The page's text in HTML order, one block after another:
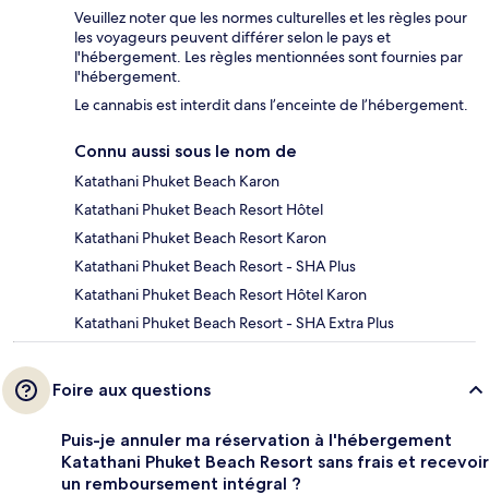
Veuillez noter que les normes culturelles et les règles pour
les voyageurs peuvent différer selon le pays et
l'hébergement. Les règles mentionnées sont fournies par
l'hébergement.
Le cannabis est interdit dans l’enceinte de l’hébergement.
Connu aussi sous le nom de
Katathani Phuket Beach Karon
Katathani Phuket Beach Resort Hôtel
Katathani Phuket Beach Resort Karon
Katathani Phuket Beach Resort - SHA Plus
Katathani Phuket Beach Resort Hôtel Karon
Katathani Phuket Beach Resort - SHA Extra Plus
Foire aux questions
Puis-je annuler ma réservation à l'hébergement
Katathani Phuket Beach Resort sans frais et recevoir
un remboursement intégral ?